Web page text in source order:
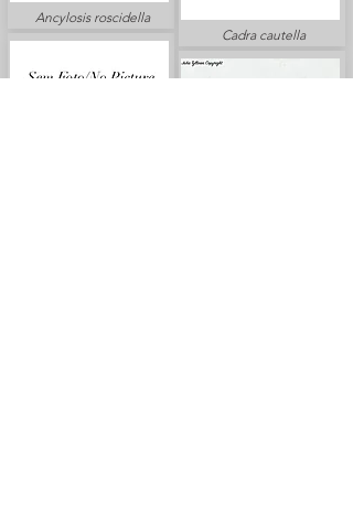
Ancylosis roscidella
Cadra cautella